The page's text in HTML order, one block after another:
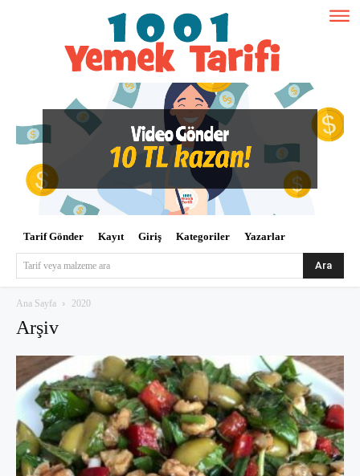
Tarif Gönder Kayıt Giriş Kategoriler Yazarlar
Tarif veya malzeme ara Ara
Ana Sayfa 2020
Arşiv